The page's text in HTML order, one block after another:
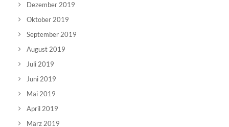
Dezember 2019
Oktober 2019
September 2019
August 2019
Juli 2019
Juni 2019
Mai 2019
April 2019
März 2019